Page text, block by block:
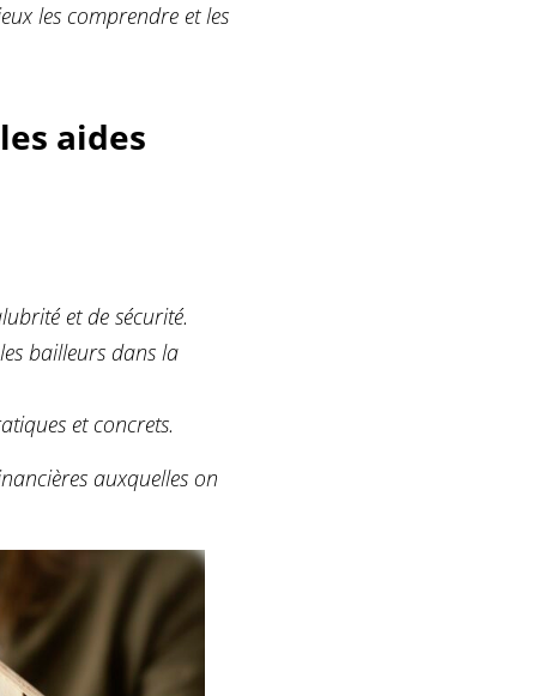
les comprendre et les
aides
et de sécurité.
bailleurs dans la
et concrets.
auxquelles on